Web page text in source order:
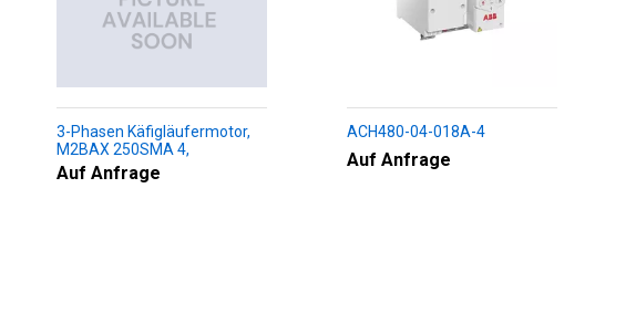
3-Phasen Käfigläufermotor,
M2BAX 250SMA 4,
+188+230+451+009
Auf Anfrage
ACH480-04-018A-4
Auf Anfrage